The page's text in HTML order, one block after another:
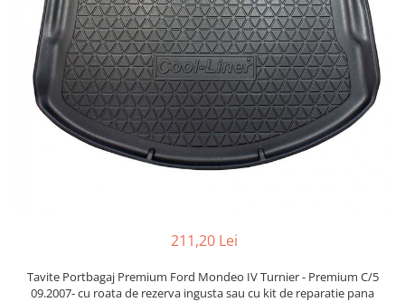
211,20 Lei
Tavite Portbagaj Premium Ford Mondeo IV Turnier - Premium C/5
09.2007- cu roata de rezerva ingusta sau cu kit de reparatie pana